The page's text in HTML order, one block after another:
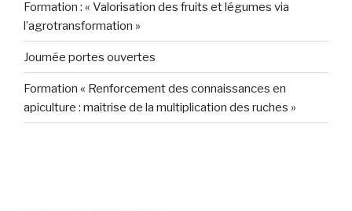
Formation : « Valorisation des fruits et légumes via
l’agrotransformation »
Journée portes ouvertes
Formation « Renforcement des connaissances en
apiculture : maitrise de la multiplication des ruches »